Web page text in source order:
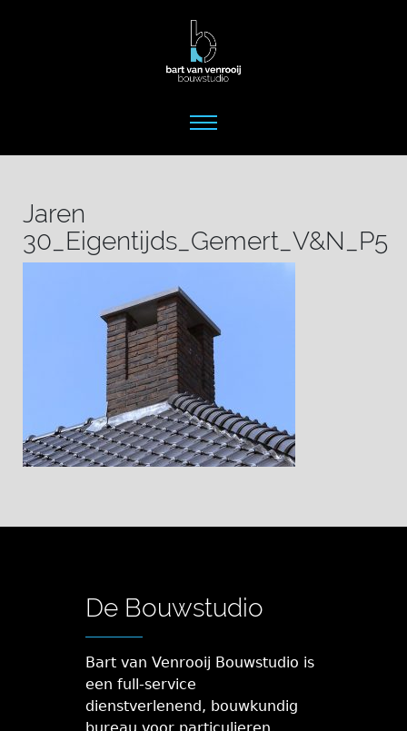
Jaren
30_Eigentijds_Gemert_V&N_P5
De Bouwstudio
Bart van Venrooij Bouwstudio is
een full-service
dienstverlenend, bouwkundig